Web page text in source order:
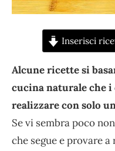
Inserisci
Alcune ricette si
cucina naturale che
realizzare con solo
Se vi sembra poco
che segue e provare